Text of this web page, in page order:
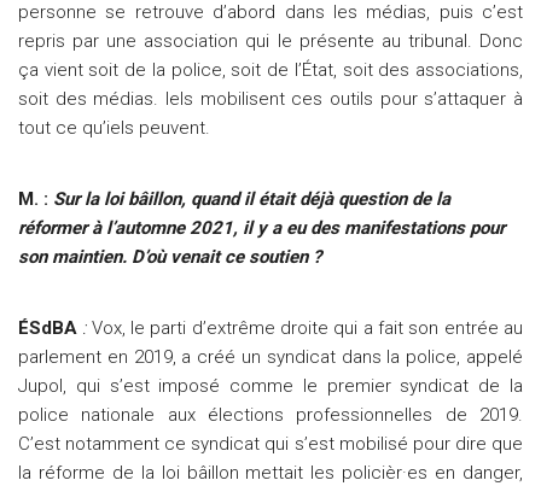
personne se retrouve d’abord dans les médias, puis c’est
repris par une association qui le présente au tribunal. Donc
ça vient soit de la police, soit de l’État, soit des associations,
soit des médias. Iels mobilisent ces outils pour s’attaquer à
tout ce qu’iels peuvent.
M. : Sur la loi bâillon, quand il était déjà question de la
réformer à l’automne 2021, il y a eu des manifestations pour
son maintien. D’où venait ce soutien ?
ÉSdBA : Vox, le parti d’extrême droite qui a fait son entrée au
parlement en 2019, a créé un syndicat dans la police, appelé
Jupol, qui s’est imposé comme le premier syndicat de la
police nationale aux élections professionnelles de 2019.
C’est notamment ce syndicat qui s’est mobilisé pour dire que
la réforme de la loi bâillon mettait les policièr·es en danger,